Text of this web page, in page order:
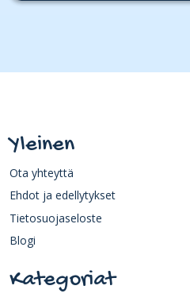
Yleinen
Ota yhteyttä
Ehdot ja edellytykset
Tietosuojaseloste
Blogi
Kategoriat